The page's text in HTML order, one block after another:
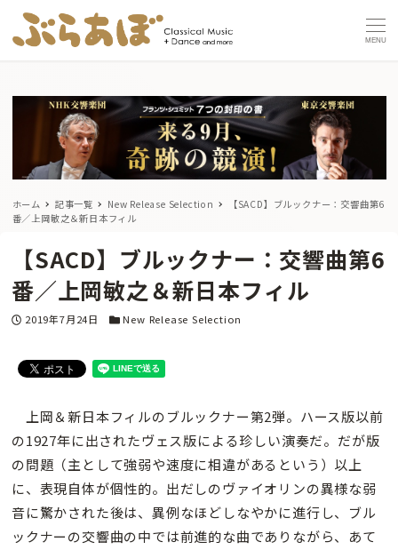
MENU
ホーム 記事一覧 New Release Selection
【SACD】ブルックナー：交響曲第6
番／上岡敏之＆新日本フィル
【SACD】ブルックナー：交響曲第6
番／上岡敏之＆新日本フィル
投稿日
2019年7月24日 カテゴリー
New Release Selection
上岡＆新日本フィルのブルックナー第2弾。ハース版以前
の1927年に出されたヴェス版による珍しい演奏だ。だが版
の問題（主として強弱や速度に相違があるという）以上
に、表現自体が個性的。出だしのヴァイオリンの異様な弱
音に驚かされた後は、異例なほどしなやかに進行し、ブル
ックナーの交響曲の中では前進的な曲でありながら、あて